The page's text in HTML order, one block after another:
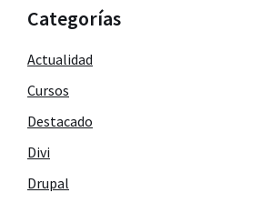
Categorías
Actualidad
Cursos
Destacado
Divi
Drupal